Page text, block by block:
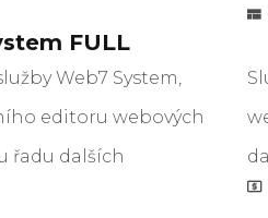
FULL
Web7 System,
editoru webových
řadu dalších